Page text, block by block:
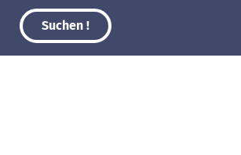
Suchen !